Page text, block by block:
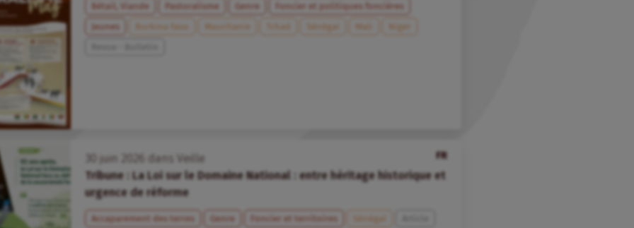
Bétail, Viande Pastoralisme Genre
Foncier et politiques foncières
Jeunes
Burkina Faso Mauritanie Tchad Sénégal Mali
Niger
FR
juin dans
Veille
Tribune : La Loi sur le Domaine National : entre héritage historique et
urgence de réforme
Accaparement des terres Genre Foncier et territoires Sénégal